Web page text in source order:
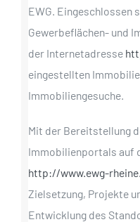
EWG. Eingeschlossen
Gewerbeflächen- und
der Internetadresse
eingestellten
Immobiliengesuche.
Mit der Bereitstellung
Immobilienportals auf
http://www.ewg-
Zielsetzung, Projekte
Entwicklung des